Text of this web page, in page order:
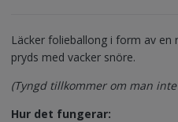
Läcker folieballong i form av en
pryds med vacker snöre.
(Tyngd tillkommer om man
Hur det fungerar: